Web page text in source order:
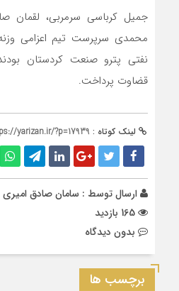
جمیل کرباسی سرمربی، لقمان
محمدی سرپرست تیم اعزامی
نفتی پترو صنعت کردستان
قضاوت پرداخت.
لینک کوتاه : yarizan.ir/?p=17939
ارسال توسط : سامان صادق امیری
بدون دیدگاه
برچسب ها